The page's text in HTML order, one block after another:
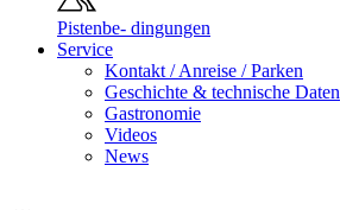
Pistenbe- dingungen
Service
Kontakt / Anreise / Parken
Geschichte & technische Daten
Gastronomie
Videos
News